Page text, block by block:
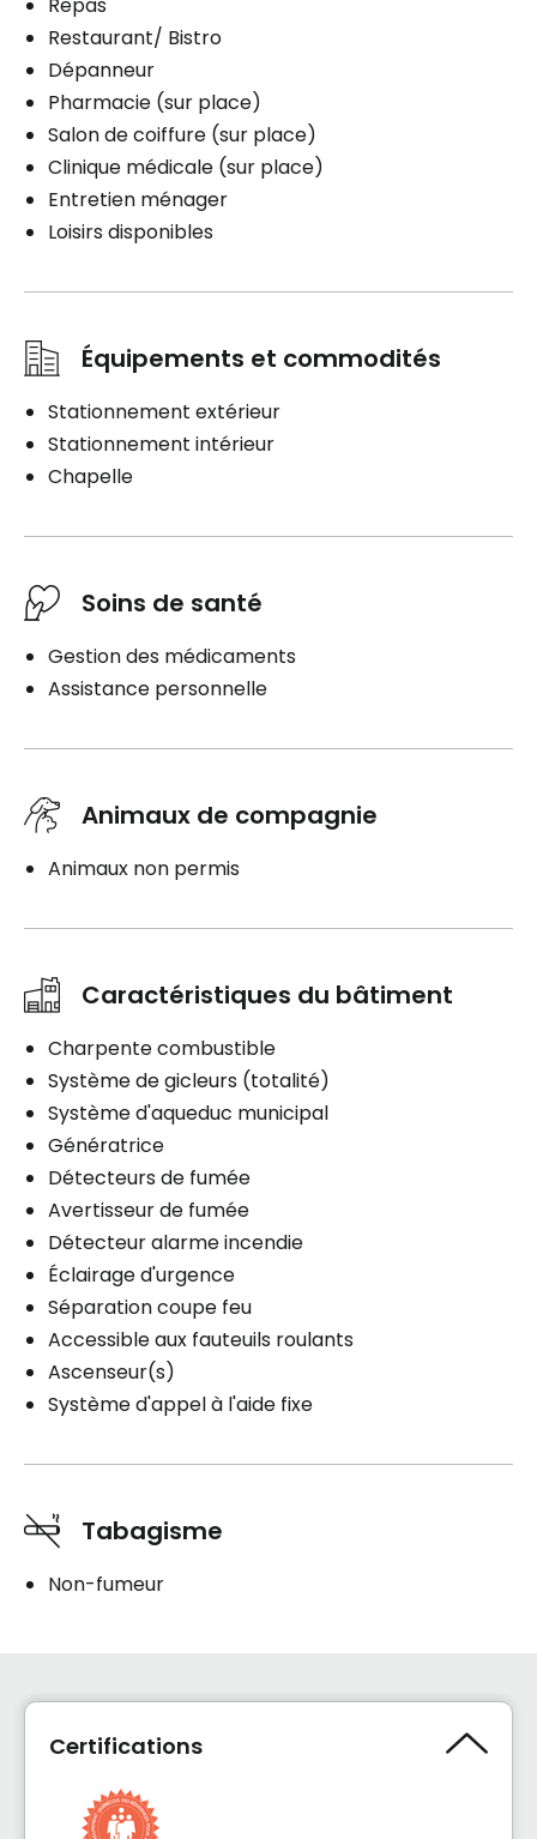
Restaurant/ Bistro
Dépanneur
Pharmacie (sur place)
Salon de coiffure (sur place)
Clinique médicale (sur place)
Entretien ménager
Loisirs disponibles
Équipements et commodités
Stationnement extérieur
Stationnement intérieur
Chapelle
Soins de santé
Gestion des médicaments
Assistance personnelle
Animaux de compagnie
Animaux non permis
Caractéristiques du bâtiment
Charpente combustible
Système de gicleurs (totalité)
Système d'aqueduc municipal
Génératrice
Détecteurs de fumée
Avertisseur de fumée
Détecteur alarme incendie
Éclairage d'urgence
Séparation coupe feu
Accessible aux fauteuils roulants
Ascenseur(s)
Système d'appel à l'aide fixe
Tabagisme
Non-fumeur
Certifications